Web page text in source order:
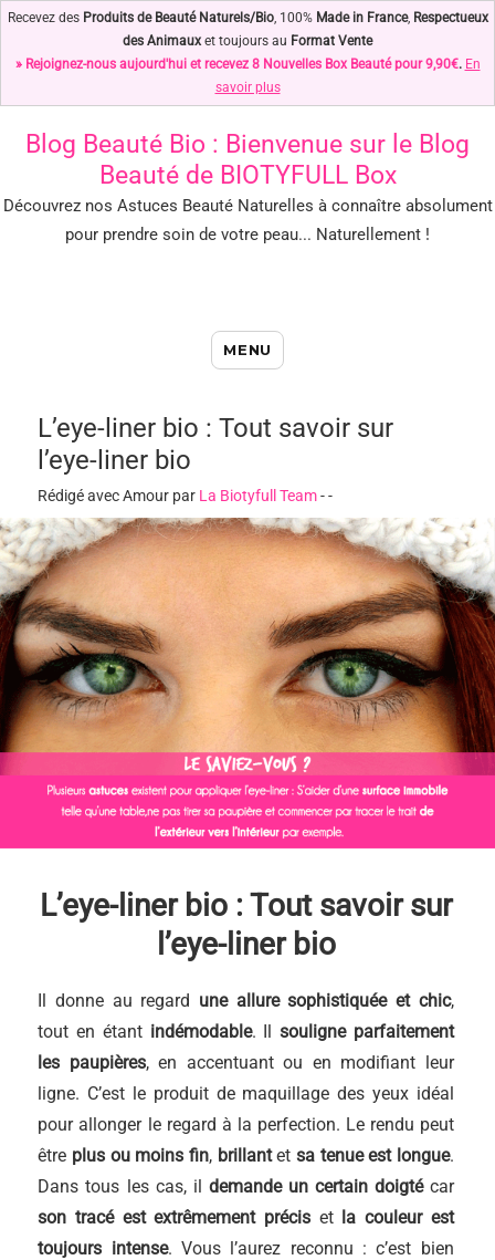
Recevez des Produits de Beauté Naturels/Bio, 100% Made in France, Respectueux
des Animauxet toujours au Format Vente
» Rejoignez-nous aujourd'hui et recevez 8 Nouvelles Box Beauté pour 9,90€. En
savoir plus
Blog Beauté Bio : Bienvenue sur le Blog
Beauté de BIOTYFULL Box
Découvrez nos Astuces Beauté Naturelles à connaître absolument
pour prendre soin de votre peau... Naturellement !
Blog Beauté Bio : Notre Top des
Astuces Beauté Naturelles !
MENU
L’eye-liner bio : Tout savoir sur
l’eye-liner bio
Rédigé avec Amour par La Biotyfull Team--
L’eye-liner bio : Tout savoir sur
l’eye-liner bio
Il donne au regard une allure sophistiquée et chic,
tout en étant indémodable. Ilsouligne parfaitement
les paupières, en accentuant ou en modifiant leur
ligne. C’est le produit de maquillage des yeux idéal
pour allonger le regard à la perfection. Le rendu peut
être plus ou moins fin, brillantet sa tenue est longue.
Dans tous les cas, il demande un certain doigtécar
son tracé est extrêmement précis et la couleur est
toujours intense. Vous l’aurez reconnu : c’est bien